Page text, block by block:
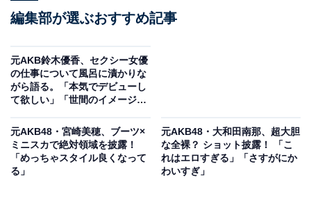
編集部が選ぶおすすめ記事
元AKB鈴木優香、セクシー女優
の仕事について風呂に漬かりな
がら語る。「本気でデビューし
て欲しい」「世間のイメージと
元AKB48・宮崎美穂、ブーツ×
ミニスカで絶対領域を披露！
「めっちゃスタイル良くなって
る」
元AKB48・大和田南那、超大胆
な全裸？ ショット披露！ 「こ
れはエロすぎる」「さすがにか
わいすぎ」